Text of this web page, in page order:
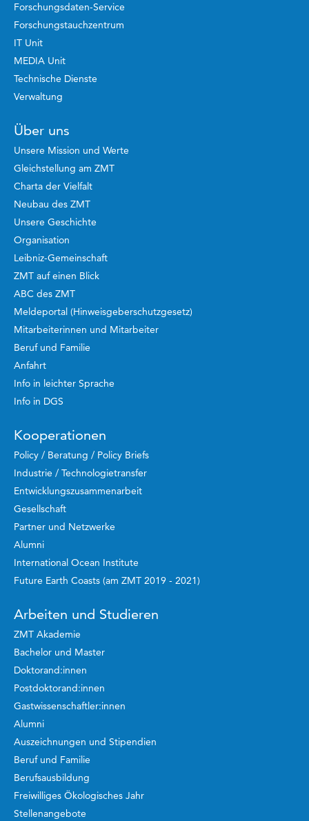
Forschungsdaten-Service
Forschungstauchzentrum
IT Unit
MEDIA Unit
Technische Dienste
Verwaltung
Über uns
Unsere Mission und Werte
Gleichstellung am ZMT
Charta der Vielfalt
Neubau des ZMT
Unsere Geschichte
Organisation
Leibniz-Gemeinschaft
ZMT auf einen Blick
ABC des ZMT
Meldeportal (Hinweisgeberschutzgesetz)
Mitarbeiterinnen und Mitarbeiter
Beruf und Familie
Anfahrt
Info in leichter Sprache
Info in DGS
Kooperationen
Policy / Beratung / Policy Briefs
Industrie / Technologietransfer
Entwicklungszusammenarbeit
Gesellschaft
Partner und Netzwerke
Alumni
International Ocean Institute
Future Earth Coasts (am ZMT 2019 - 2021)
Arbeiten und Studieren
ZMT Akademie
Bachelor und Master
Doktorand:innen
Postdoktorand:innen
Gastwissenschaftler:innen
Alumni
Auszeichnungen und Stipendien
Beruf und Familie
Berufsausbildung
Freiwilliges Ökologisches Jahr
Stellenangebote